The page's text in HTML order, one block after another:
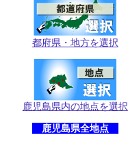
都府県・地方を選択
鹿児島県内の地点を選択
鹿児島県全地点